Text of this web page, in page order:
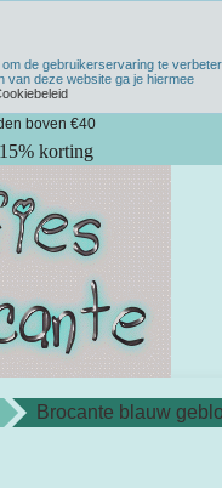
1 werkdag
boven €40
korting
Brocante blauw
de gebruikerservaring te
van deze website ga je hiermee